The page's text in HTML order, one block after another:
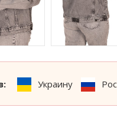
Украину